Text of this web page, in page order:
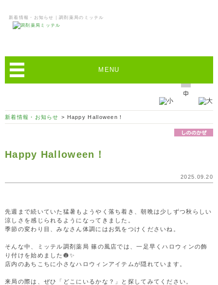
新着情報・お知らせ｜調剤薬局のミッテル
MENU
新着情報・お知らせ > Happy Halloween！
Happy Halloween！
2025.09.20
先週まで続いていた猛暑もようやく落ち着き、朝晩は少しずつ秋らしい
涼しさを感じられるようになってきました。
季節の変わり目、みなさん体調にはお気をつけくださいね。
そんな中、ミッテル調剤薬局 篠の風店では、一足早くハロウィンの飾
り付けを始めました🎃✨
店内のあちこちに小さなハロウィンアイテムが隠れています。
来局の際は、ぜひ「どこにいるかな？」と探してみてください。